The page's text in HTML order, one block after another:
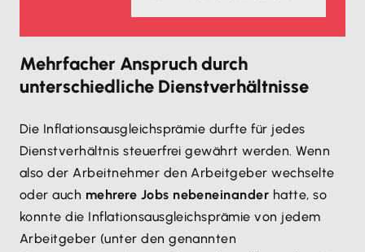
Mehrfacher Anspruch durch
unterschiedliche Dienstverhältnisse
Die Inflationsausgleichsprämie durfte für jedes
Dienstverhältnis steuerfrei gewährt werden. Wenn
also der Arbeitnehmer den Arbeitgeber wechselte
oder auch mehrere Jobs nebeneinander hatte, so
konnte die Inflationsausgleichsprämie von jedem
Arbeitgeber (unter den genannten